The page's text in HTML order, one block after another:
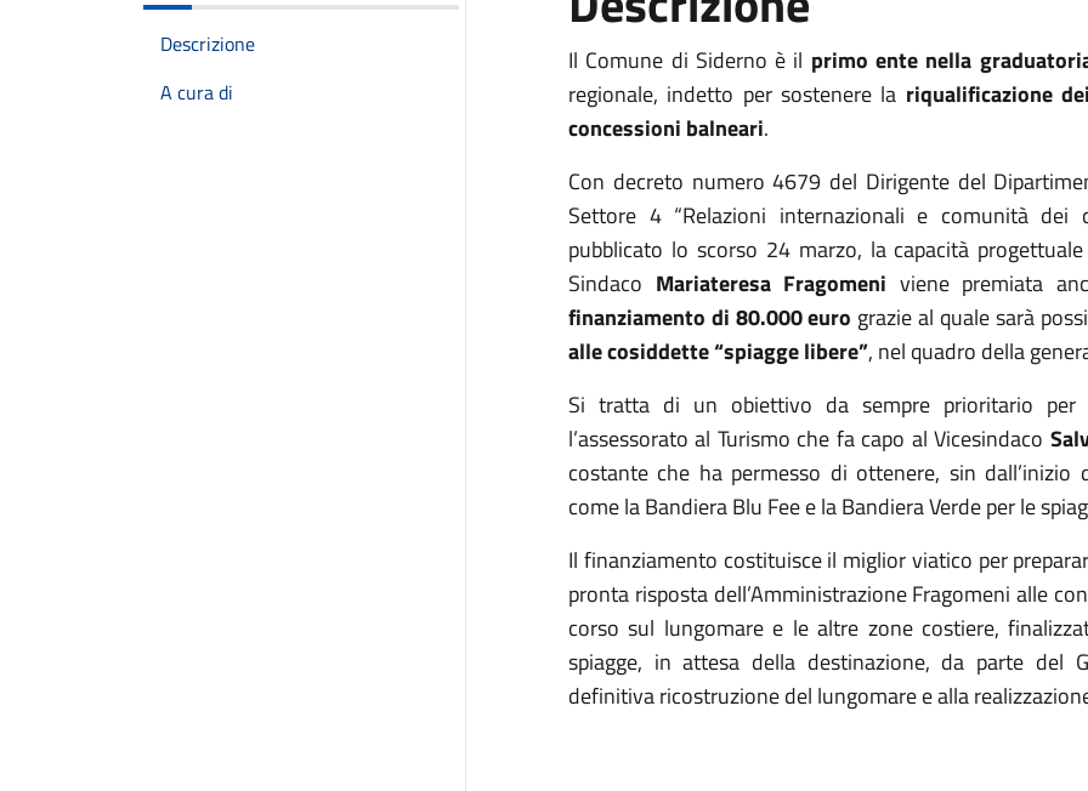
Descrizione
A cura di
Il Comune di Siderno è il primo ente nella
regionale, indetto per sostenere la riqualificazione
concessioni balneari.
Con decreto numero 4679 del Dirigente del
Settore 4 “Relazioni internazionali e comunità dei
pubblicato lo scorso 24 marzo, la capacità
Sindaco Mariateresa Fragomeni viene premiata
finanziamento di 80.000 euro grazie al quale sarà
alle cosiddette “spiagge libere”, nel quadro della
Si tratta di un obiettivo da sempre prioritario per
l’assessorato al Turismo che fa capo al Vicesindaco
costante che ha permesso di ottenere, sin
come la Bandiera Blu Fee e la Bandiera Verde per le
Il finanziamento costituisce il miglior viatico per
pronta risposta dell’Amministrazione Fragomeni alle
corso sul lungomare e le altre zone costiere,
spiagge, in attesa della destinazione, da parte del
definitiva ricostruzione del lungomare e alla